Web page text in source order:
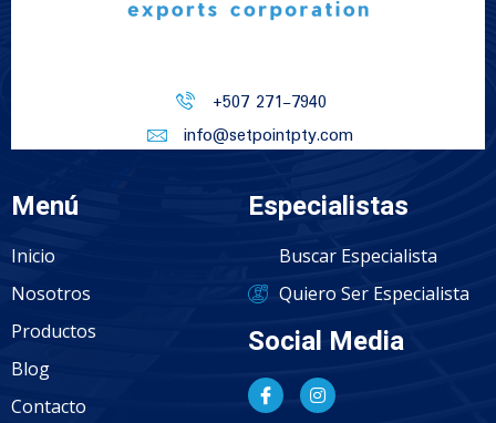
+507 271-7940
info@setpointpty.com
Menú
Inicio
Nosotros
Productos
Blog
Contacto
Especialistas
Buscar Especialista
Quiero Ser Especialista
Social Media